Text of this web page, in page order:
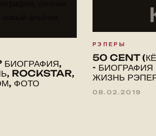
БИОГРАФИЯ,
ROCKSTAR,
ФОТО
РЭПЕРЫ
50 CENT
-
ЖИЗНЬ
08.02.2019